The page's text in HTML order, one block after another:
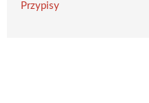
Przypisy